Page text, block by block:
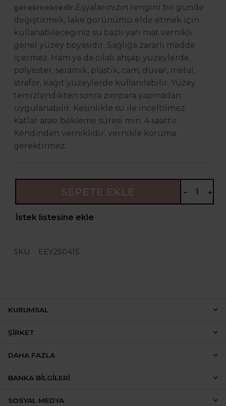
gerekmektedir.Eşyalarınızın rengini bir günde
değiştirmek, lake görünümü elde etmek için
kullanabileceğiniz su bazlı yarı mat vernikli
genel yüzey boyasıdır. Sağlığa zararlı madde
içermez. Ham ya da cilalı ahşap yüzeylerde,
polyester, seramik, plastik, cam, duvar, metal,
strafor, kağıt yüzeylerde kullanılabilir. Yüzey
temizlendikten sonra zımpara yapmadan
uygulanabilir. Kesinlikle su ile inceltilmez.
Katlar arası bekleme süresi min. 4 saattir.
Kendinden verniklidir, vernikle koruma
gerektirmez.
İstek listesine ekle
SKU EEY250415
KURUMSAL
ŞIRKET
DAHA FAZLA
BANKA BILGILERI
SOSYAL MEDYA